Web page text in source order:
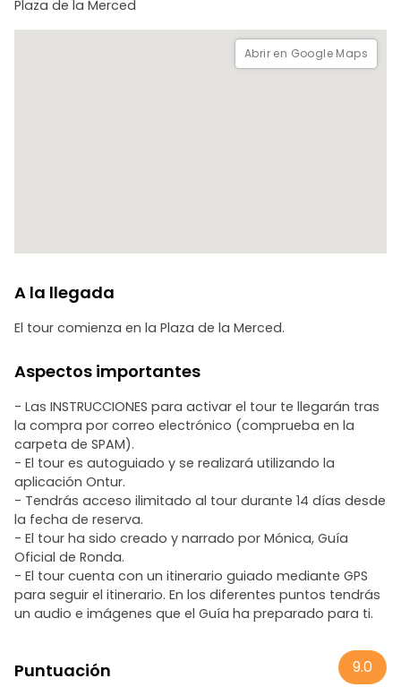
Aviso: esta no es una visita guiada convencional. No habrá
ningún guía esperando al visitante.
Plaza de la Merced
Abrir en Google Maps
A la llegada
El tour comienza en la Plaza de la Merced.
Aspectos importantes
- Las INSTRUCCIONES para activar el tour te llegarán tras
la compra por correo electrónico (comprueba en la
carpeta de SPAM).
- El tour es autoguiado y se realizará utilizando la
aplicación Ontur.
- Tendrás acceso ilimitado al tour durante 14 días desde
la fecha de reserva.
- El tour ha sido creado y narrado por Mónica, Guía
Oficial de Ronda.
- El tour cuenta con un itinerario guiado mediante GPS
para seguir el itinerario. En los diferentes puntos tendrás
un audio e imágenes que el Guía ha preparado para ti.
Puntuación 9.0